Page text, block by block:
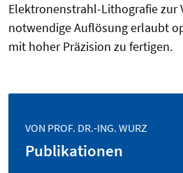
Elektronenstrahl-Lithografie zur
notwendige Auflösung erlaubt
mit hoher Präzision zu fertigen.
VON PROF. DR.-ING. WURZ
Publikationen